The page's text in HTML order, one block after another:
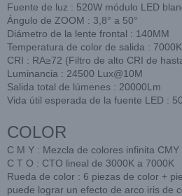
Fuente de luz : 520W módulo LED
Ángulo de ZOOM : 3,8° a 50°
Diámetro de la lente frontal : 140MM
Temperatura de color de salida : 7000K
CRI : RA≥72 (Filtro de alto CRI de
Luminancia : 24500 Lux@10M
Salida total de lúmenes : 20000Lm
Vida útil esperada de la fuente LED :
COLOR
C M Y : Mezcla de colores infinita CMY
C T O : CTO lineal de 3000K a 7000K
Rueda de color : 6 piezas de color +
puede lograr un efecto de arco iris de